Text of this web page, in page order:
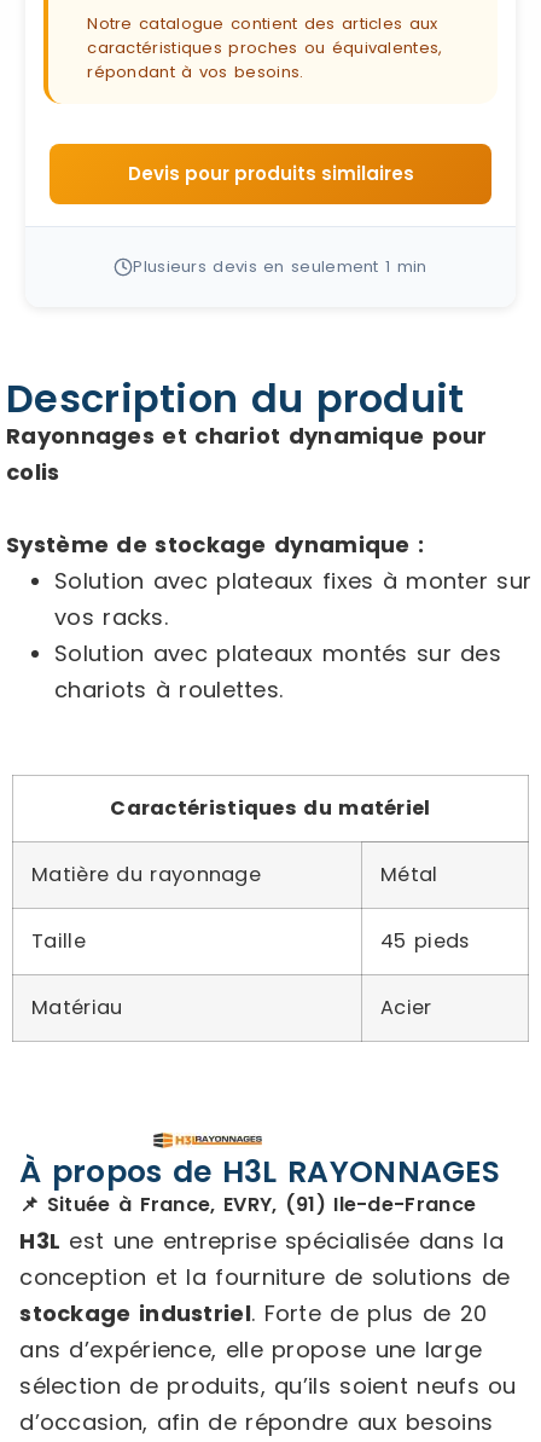
Notre catalogue contient des articles aux
caractéristiques proches ou équivalentes,
répondant à vos besoins.
Devis pour produits similaires
Plusieurs devis en seulement 1 min
Description du produit
Rayonnages et chariot dynamique pour
colis
Système de stockage dynamique :
Solution avec plateaux fixes à monter sur
vos racks.
Solution avec plateaux montés sur des
chariots à roulettes.
Caractéristiques du matériel
Matière du rayonnage Métal
Taille 45 pieds
Matériau Acier
À propos de H3L RAYONNAGES
📌 Située à France, EVRY, (91) Ile-de-France
H3L est une entreprise spécialisée dans la
conception et la fourniture de solutions de
stockage industriel. Forte de plus de 20
ans d’expérience, elle propose une large
sélection de produits, qu’ils soient neufs ou
d’occasion, afin de répondre aux besoins